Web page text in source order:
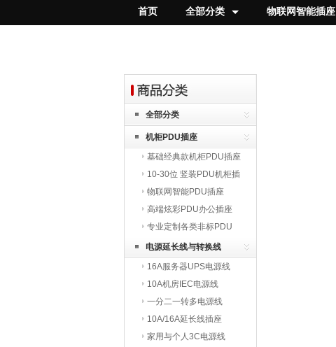
首页 全部分类 物联网智能插座
全部分类
机柜PDU插座
基础经典款机柜PDU插座
10-30位 竖装PDU机柜插
座物联网智能PDU插座
高端炫彩PDU办公插座
专业定制各类非标PDU
电源延长线与转换线
16A服务器UPS电源线
10A机房IEC电源线
一分二一转多电源线
10A/16A延长线插座
家用与个人3C电源线